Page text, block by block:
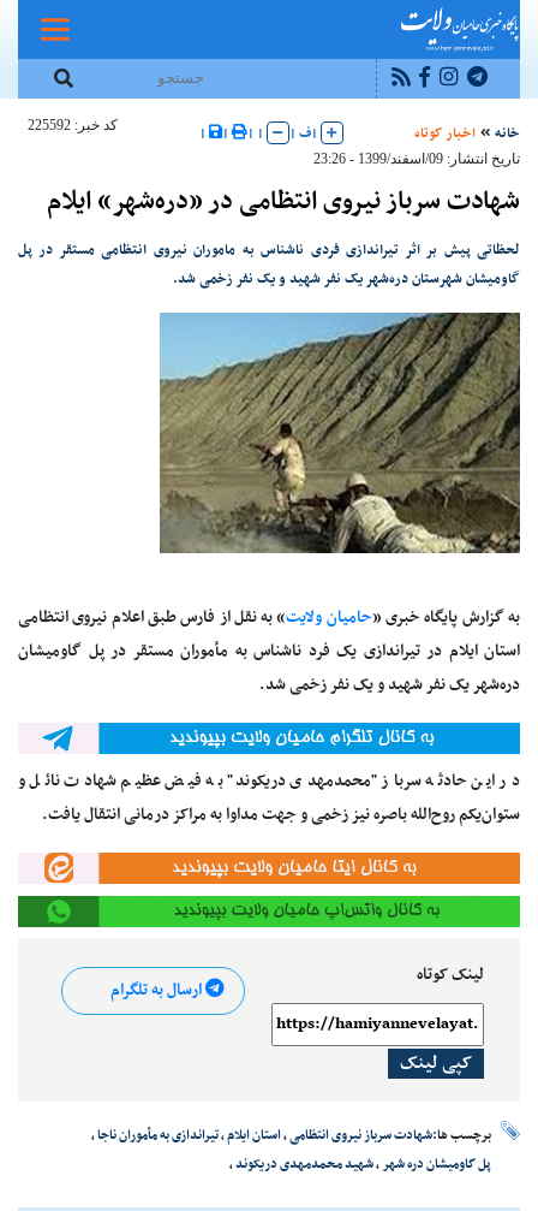
خانه اخبار کوتاه |ف |
|
|
|
|
کد خبر: 225592
تاریخ انتشار: 09/اسفند/1399 - 23:26
شهادت سرباز نیروی انتظامی در «دره‌شهر» ایلام
لحظاتی پیش بر اثر تیراندازی فردی ناشناس به ماموران نیروی انتظامی مستقر در پل
گاومیشان شهرستان دره‌شهر یک نفر شهید و یک نفر زخمی شد.
به گزارش پایگاه خبری «حامیان ولایت» به نقل از فارس طبق اعلام نیروی انتظامی
استان ایلام در تیراندازی یک فرد ناشناس به مأموران مستقر در پل گاومیشان
دره‌شهر یک نفر شهید و یک نفر زخمی شد.
در این حادثه سرباز "محمدمهدی دریکوند" به فیض عظیم شهادت نائل و
ستوان‌یکم روح‌الله باصره نیز زخمی و جهت مداوا به مراکز درمانی انتقال یافت.
لینک کوتاه
کپی لینک
ارسال به تلگرام
برچسب ها:شهادت سرباز نیروی انتظامی،استان ایلام،تیراندازی به مأموران ناجا،
پل گاومیشان دره شهر،شهید محمدمهدی دریکوند،